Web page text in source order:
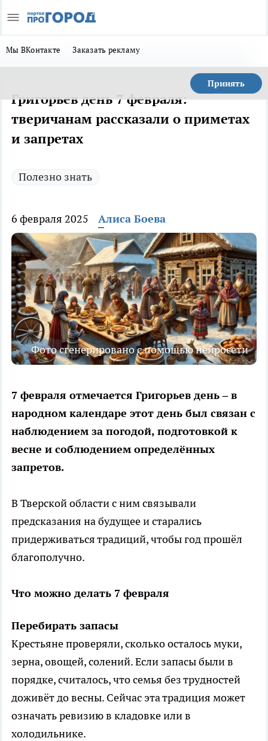
Мы ВКонтакте Заказать рекламу
Принять
Григорьев день 7 февраля:
тверичанам рассказали о приметах
и запретах
Полезно знать
6 февраля 2025 Алиса Боева
Фото сгенерировано с помощью нейросети
7 февраля отмечается Григорьев день – в
народном календаре этот день был связан с
наблюдением за погодой, подготовкой к
весне и соблюдением определённых
запретов.
В Тверской области с ним связывали
предсказания на будущее и старались
придерживаться традиций, чтобы год прошёл
благополучно.
Что можно делать 7 февраля
Перебирать запасы
Крестьяне проверяли, сколько осталось муки,
зерна, овощей, солений. Если запасы были в
порядке, считалось, что семья без трудностей
доживёт до весны. Сейчас эта традиция может
означать ревизию в кладовке или в
холодильнике.